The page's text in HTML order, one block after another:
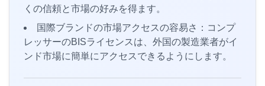
くの信頼と市場の好みを得ます。
国際ブランドの市場アクセスの容易さ：コンプ
レッサーのBISライセンスは、外国の製造業者がイ
ンド市場に簡単にアクセスできるようにします。